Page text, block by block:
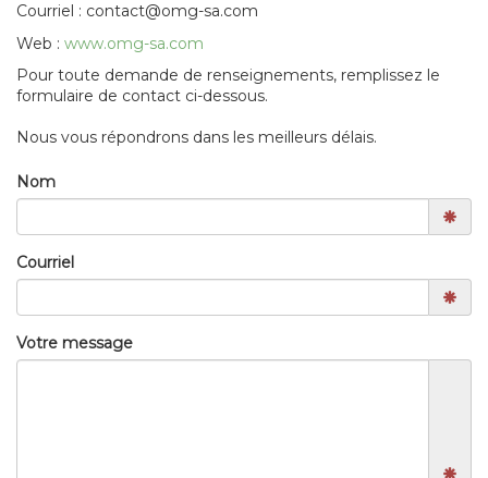
Courriel : contact@omg-sa.com
Web : www.omg-sa.com
Pour toute demande de renseignements, remplissez le
formulaire de contact ci-dessous.
Nous vous répondrons dans les meilleurs délais.
Nom
Courriel
Votre message